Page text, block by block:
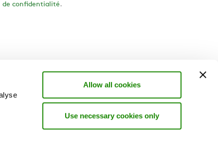
Allow all cookies
Use necessary cookies only
de confidentialité.